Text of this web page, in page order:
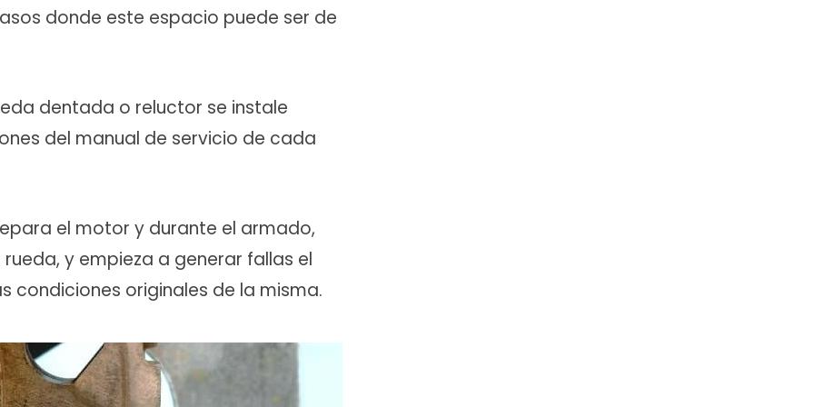
donde este espacio puede ser de
dentada o reluctor se instale
del manual de servicio de cada
el motor y durante el armado,
y empieza a generar fallas el
condiciones originales de la misma.